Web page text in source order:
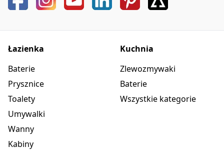
Łazienka
Baterie
Prysznice
Toalety
Umywalki
Wanny
Kabiny
Kuchnia
Zlewozmywaki
Baterie
Wszystkie kategorie